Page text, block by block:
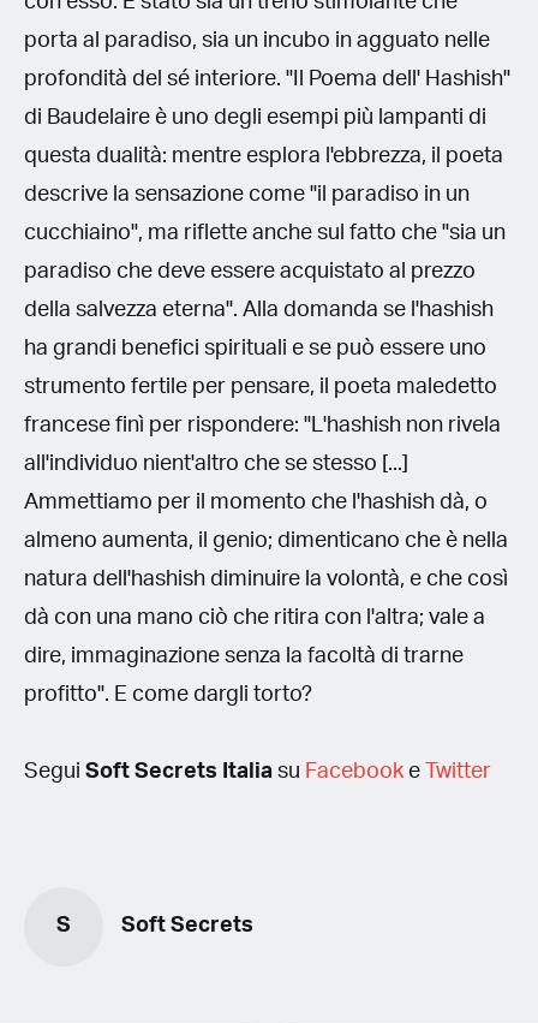
porta al paradiso, sia un incubo in agguato nelle
profondità del sé interiore. "Il Poema dell' Hashish"
di Baudelaire è uno degli esempi più lampanti di
questa dualità: mentre esplora l'ebbrezza, il poeta
descrive la sensazione come "il paradiso in un
cucchiaino", ma riflette anche sul fatto che "sia un
paradiso che deve essere acquistato al prezzo
della salvezza eterna". Alla domanda se l'hashish
ha grandi benefici spirituali e se può essere uno
strumento fertile per pensare, il poeta maledetto
francese finì per rispondere: "L'hashish non rivela
all'individuo nient'altro che se stesso [...]
Ammettiamo per il momento che l'hashish dà, o
almeno aumenta, il genio; dimenticano che è nella
natura dell'hashish diminuire la volontà, e che così
dà con una mano ciò che ritira con l'altra; vale a
dire, immaginazione senza la facoltà di trarne
profitto". E come dargli torto?
Segui Soft Secrets Italia su Facebook e Twitter
S Soft Secrets